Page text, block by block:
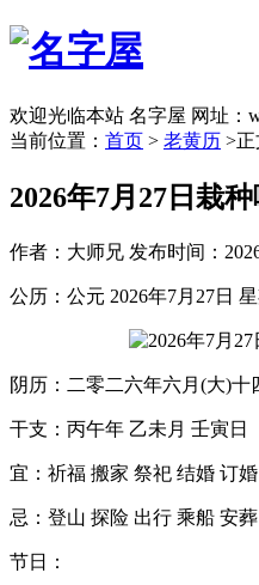
欢迎光临本站 名字屋 网址：
当前位置： 首页 > 老黄历 >正
2026年7月27日栽
作者：大师兄 发布时间：
公历：公元 2026年7月27日
阴历：二零二六年六月(大)十
干支：丙午年 乙未月 壬寅日
宜：祈福 搬家 祭祀 结婚 订婚
忌：登山 探险 出行 乘船 安葬
节日：